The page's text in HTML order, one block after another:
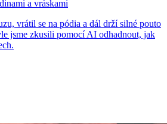
a vráskami
vrátil se na pódia a dál drží silné pouto
jsme zkusili pomocí AI odhadnout, jak